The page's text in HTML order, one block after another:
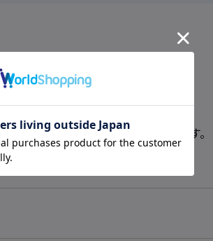
で悩む時間を大幅に短縮できます。